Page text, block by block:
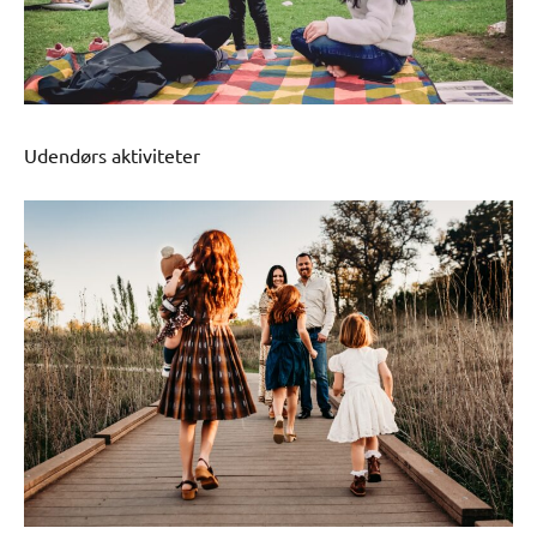
Udendørs aktiviteter